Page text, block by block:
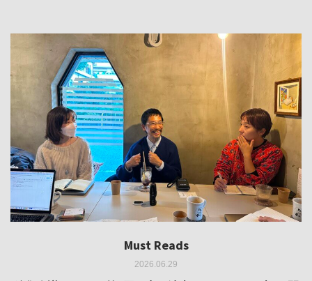
Must Reads
2026.06.29
Must Reads
2026.05.14
Must Reads
2026.03.11
Must Reads
2026.02.25
Must Reads
2025.10.01